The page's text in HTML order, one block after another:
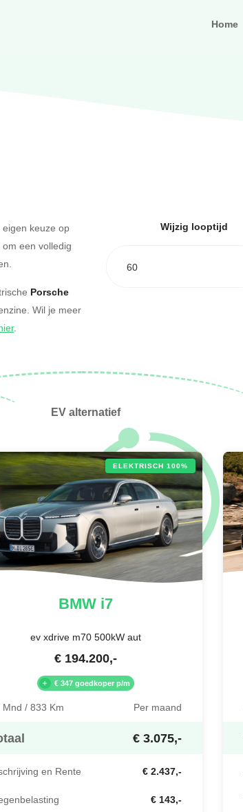
Home
keuze op
een volledig
Porsche
Wil je meer
.
Wijzig looptijd
60
EV alternatief
ELEKTRISCH 100%
BMWi7
ev xdrive m70 500kW aut
€ 194.200,-
€ 347 goedkoper p/m
Mnd / 833 Km Per maand
€ 3.075,-
en Rente € 2.437,-
€ 143,-